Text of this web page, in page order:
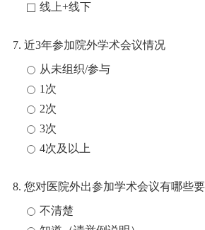
线上+线下
7. 近3年参加院外学术会议情况
从未组织/参与
1次
2次
3次
4次及以上
8. 您对医院外出参加学术会议有哪些
不清楚